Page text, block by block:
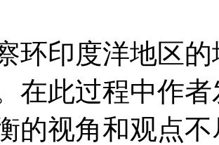
环印度洋地区
在此过程中作
的视角和观点